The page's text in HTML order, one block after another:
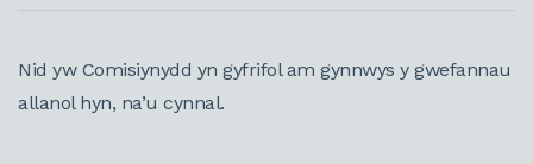
Nid yw Comisiynydd yn gyfrifol am gynnwys y gwefannau
allanol hyn, na’u cynnal.